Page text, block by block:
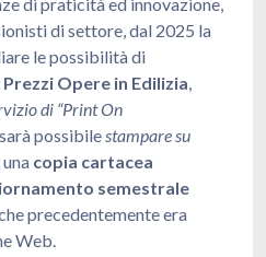
di praticità ed innovazione,
di settore, dal 2025 la
le possibilità di
Opere in Edilizia,
di “Print On
possibilestampare su
copia cartacea
semestrale
precedentemente era
Web.